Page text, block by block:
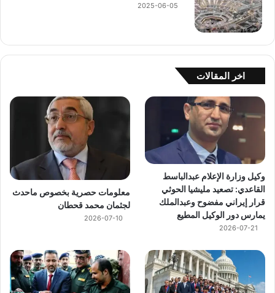
2025-06-05
اخر المقالات
وكيل وزارة الإعلام عبدالباسط
القاعدي: تصعيد مليشيا الحوثي
قرار إيراني مفضوح وعبدالملك
يمارس دور الوكيل المطيع
2026-07-21
معلومات حصرية بخصوص ماحدث
لجثمان محمد قحطان
2026-07-10